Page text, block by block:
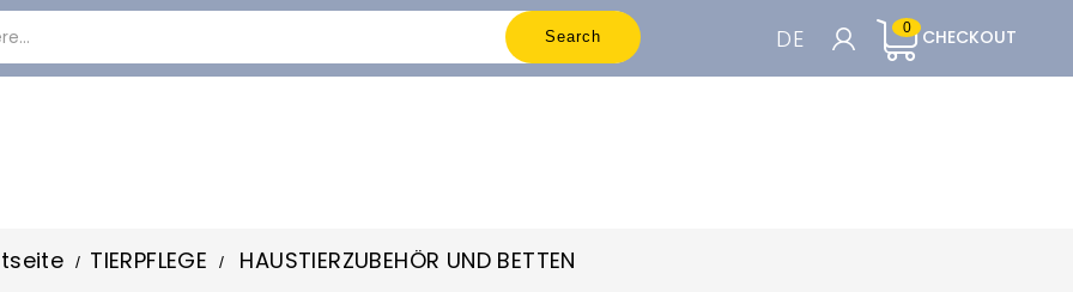
Search CHECKOUT
0
DE
TIERPFLEGE HAUSTIERZUBEHÖR UND BETTEN